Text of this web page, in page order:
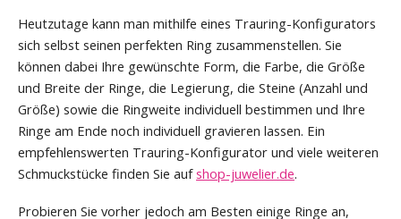
Heutzutage kann man mithilfe eines Trauring-Konfigurators
sich selbst seinen perfekten Ring zusammenstellen. Sie
können dabei Ihre gewünschte Form, die Farbe, die Größe
und Breite der Ringe, die Legierung, die Steine (Anzahl und
Größe) sowie die Ringweite individuell bestimmen und Ihre
Ringe am Ende noch individuell gravieren lassen. Ein
empfehlenswerten Trauring-Konfigurator und viele weiteren
Schmuckstücke finden Sie aufshop-juwelier.de.
Probieren Sie vorher jedoch am Besten einige Ringe an,